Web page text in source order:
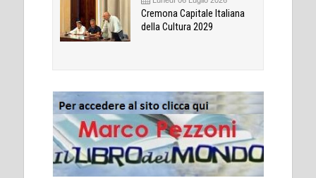
Cremona Capitale Italiana
della Cultura 2029